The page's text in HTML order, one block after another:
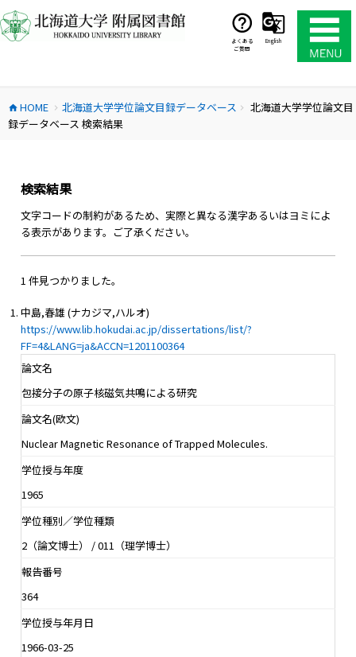
ン
テ
ス
キ
よくある
ご質問
English
home HOME chevron_right 北海道大学学位論文目録データベース chevron_right
北海道大学学位論文目
録データベース 検索結果
検索結果
文字コードの制約があるため、実際と異なる漢字あるいはヨミによ
る表示があります。ご了承ください。
1 件見つかりました。
中島,春雄 (ナカジマ,ハルオ)
https://www.lib.hokudai.ac.jp/dissertations/list/?
FF=4&LANG=ja&ACCN=1201100364
論文名
包接分子の原子核磁気共鳴による研究
論文名(欧文)
Nuclear Magnetic Resonance of Trapped Molecules.
学位授与年度
1965
学位種別／学位種類
2（論文博士） / 011（理学博士）
報告番号
364
学位授与年月日
1966-03-25